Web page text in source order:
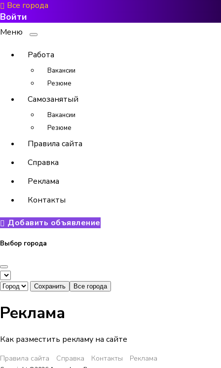
Все города
Войти
Меню
Работа
Вакансии
Резюме
Самозанятый
Вакансии
Резюме
Правила сайта
Справка
Реклама
Контакты
Добавить объявление
Выбор города
Сохранить Все города
Реклама
Как разместить рекламу на сайте
Правила сайта Справка Контакты Реклама